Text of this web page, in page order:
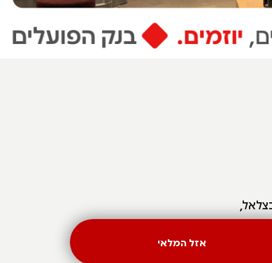
בצלאל,
של
אזל המלאי